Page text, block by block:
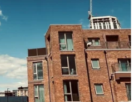
tập đoàn Landbridge của
99 năm. (Nguồn: Reuters)
Chính phủ Mexico
ngại về dự thảo luật đầu